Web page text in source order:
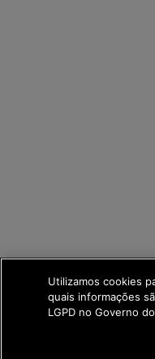
Utilizamos cookies
quais informações
LGPD no Governo